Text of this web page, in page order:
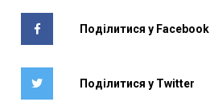
Поділитися у Facebook
Поділитися у Twitter